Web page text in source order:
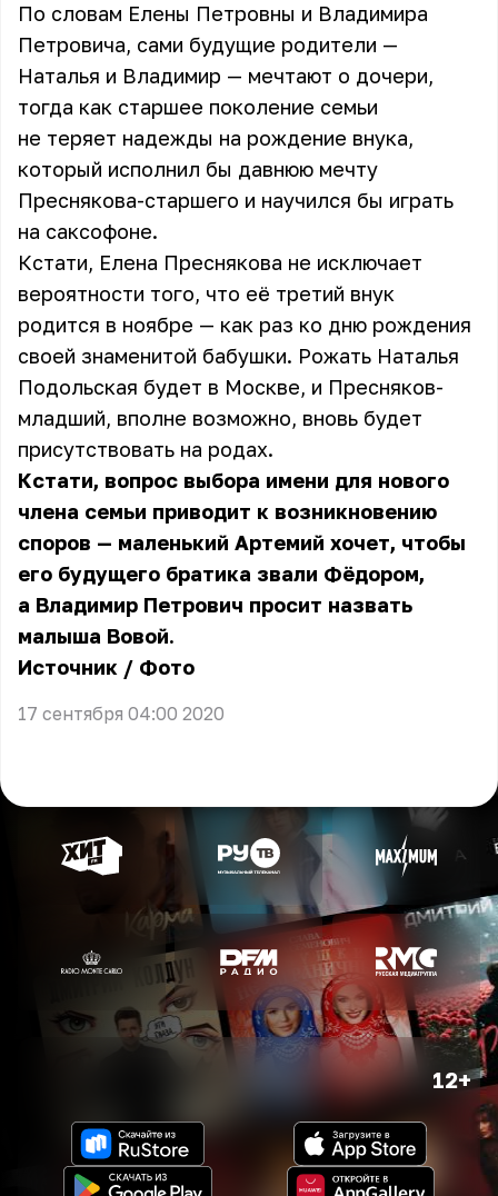
По словам Елены Петровны и Владимира
Петровича, сами будущие родители —
Наталья и Владимир — мечтают о дочери,
тогда как старшее поколение семьи
не теряет надежды на рождение внука,
который исполнил бы давнюю мечту
Преснякова-старшего и научился бы играть
на саксофоне.
Кстати, Елена Преснякова не исключает
вероятности того, что её третий внук
родится в ноябре — как раз ко дню рождения
своей знаменитой бабушки. Рожать Наталья
Подольская будет в Москве, и Пресняков-
младший, вполне возможно, вновь будет
присутствовать на родах.
Кстати, вопрос выбора имени для нового
члена семьи приводит к возникновению
споров — маленький Артемий хочет, чтобы
его будущего братика звали Фёдором,
а Владимир Петрович просит назвать
малыша Вовой.
Источник / Фото
17 сентября 04:00 2020
12+